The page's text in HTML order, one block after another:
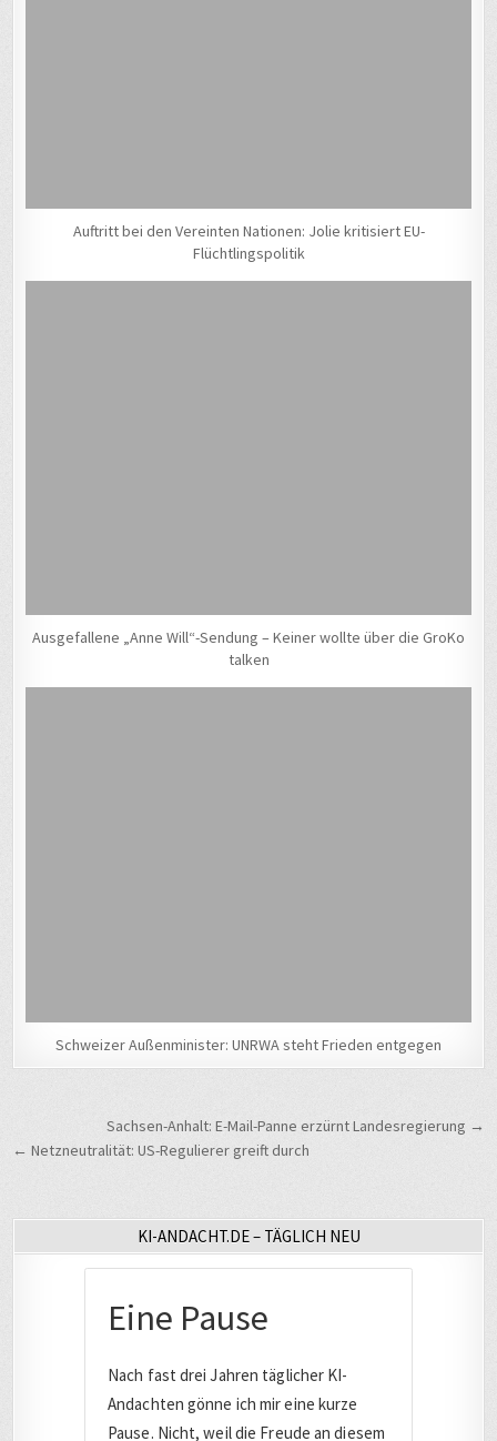
Auftritt bei den Vereinten Nationen: Jolie kritisiert EU-
Flüchtlingspolitik
Ausgefallene „Anne Will“-Sendung – Keiner wollte über die GroKo
talken
Schweizer Außenminister: UNRWA steht Frieden entgegen
Beitragsnavigation
Sachsen-Anhalt: E-Mail-Panne erzürnt Landesregierung →
← Netzneutralität: US-Regulierer greift durch
KI-ANDACHT.DE – TÄGLICH NEU